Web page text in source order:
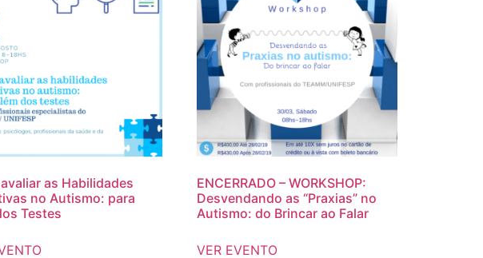
as Habilidades
no Autismo: para
Testes
ENCERRADO – WORKSHOP:
Desvendando as “Praxias” no
Autismo: do Brincar ao Falar
VER EVENTO